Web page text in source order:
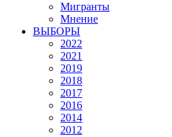
Мигранты
Мнение
ВЫБОРЫ
2022
2021
2019
2018
2017
2016
2014
2012